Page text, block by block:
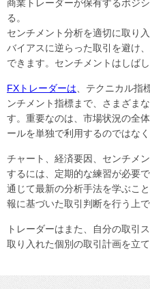
商業トレーダーが保有するポジ
る。
センチメント分析を適切に取り
バイアスに逆らった取引を避け
できます。センチメントはしば
FXトレーダーは、テクニカル指
ンチメント指標まで、さまざま
す。重要なのは、市場状況の全
ールを単独で利用するのではな
チャート、経済要因、センチメ
するには、定期的な練習が必要
通じて最新の分析手法を学ぶこ
報に基づいた取引判断を行う上で
トレーダーはまた、自分の取引
取り入れた個別の取引計画を立